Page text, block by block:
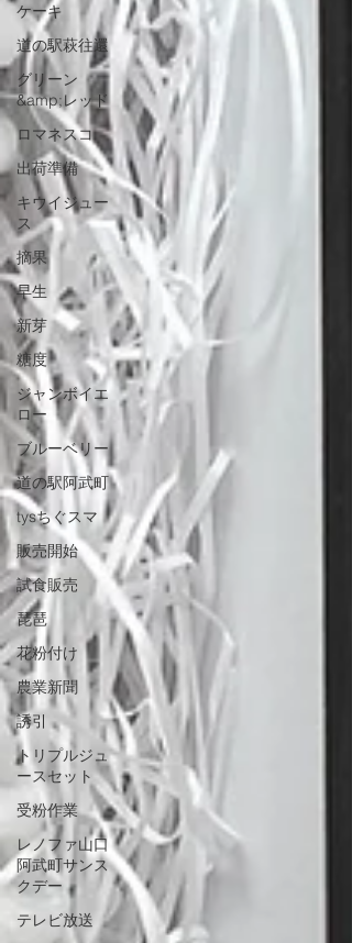
ケーキ
道の駅萩往還
グリーン
&amp;レッド
ロマネスコ
出荷準備
キウイジュー
ス
摘果
早生
新芽
糖度
ジャンボイエ
ロー
ブルーベリー
道の駅阿武町
tysちぐスマ
販売開始
試食販売
琵琶
花粉付け
農業新聞
誘引
トリプルジュ
ースセット
受粉作業
レノファ山口
阿武町サンス
クデー
テレビ放送